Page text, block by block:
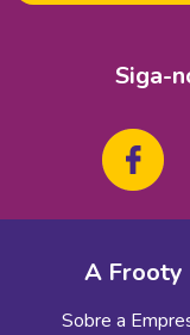
Siga-
A Frooty
Sobre a